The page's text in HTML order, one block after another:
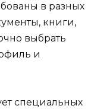
в разных
книги,
выбрать
и
специальных